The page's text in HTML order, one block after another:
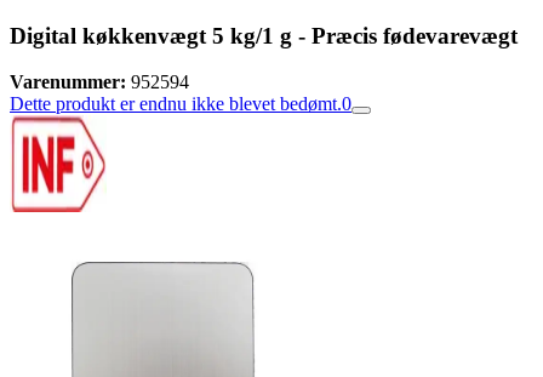
Digital køkkenvægt 5 kg/1 g - Præcis fødevarevægt
Varenummer: 952594
Dette produkt er endnu ikke blevet bedømt.0